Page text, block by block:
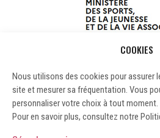
COOKIES
Nous utilisons des cookies pour assurer
site et mesurer sa fréquentation. Vous
personnaliser votre choix à tout moment.
Pour en savoir plus, consultez notre